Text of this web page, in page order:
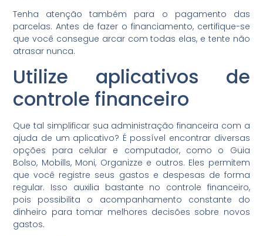
Tenha atenção também para o pagamento das
parcelas. Antes de fazer o financiamento, certifique-se
que você consegue arcar com todas elas, e tente não
atrasar nunca.
Utilize aplicativos de
controle financeiro
Que tal simplificar sua administração financeira com a
ajuda de um aplicativo? É possível encontrar diversas
opções para celular e computador, como o Guia
Bolso, Mobills, Moni, Organizze e outros. Eles permitem
que você registre seus gastos e despesas de forma
regular. Isso auxilia bastante no controle financeiro,
pois possibilita o acompanhamento constante do
dinheiro para tomar melhores decisões sobre novos
gastos.